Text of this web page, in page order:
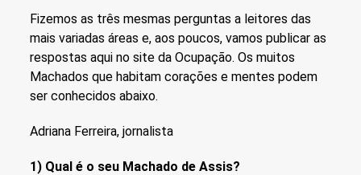
Fizemos as três mesmas perguntas a leitores das
mais variadas áreas e, aos poucos, vamos publicar as
respostas aqui no site da Ocupação. Os muitos
Machados que habitam corações e mentes podem
ser conhecidos abaixo.
Adriana Ferreira, jornalista
1) Qual é o seu Machado de Assis?